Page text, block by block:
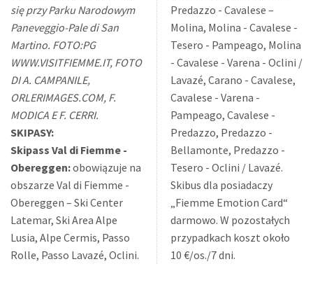
się przy Parku Narodowym
Paneveggio-Pale di San
Martino. FOTO:PG
WWW.VISITFIEMME.IT, FOTO
DI A. CAMPANILE,
ORLERIMAGES.COM, F.
MODICA E F. CERRI.
SKIPASY:
Skipass Val di Fiemme -
Obereggen:obowiązuje na
obszarze Val di Fiemme -
Obereggen – Ski Center
Latemar, Ski Area Alpe
Lusia, Alpe Cermis, Passo
Rolle, Passo Lavazé, Oclini.
Predazzo - Cavalese –
Molina, Molina - Cavalese -
Tesero - Pampeago, Molina
- Cavalese - Varena - Oclini /
Lavazé, Carano - Cavalese,
Cavalese - Varena -
Pampeago, Cavalese -
Predazzo, Predazzo -
Bellamonte, Predazzo -
Tesero - Oclini / Lavazé.
Skibus dla posiadaczy
„Fiemme Emotion Card“
darmowo. W pozostałych
przypadkach koszt około
10 €/os./7 dni.